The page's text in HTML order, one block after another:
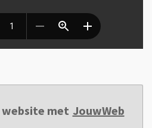
website met JouwWeb